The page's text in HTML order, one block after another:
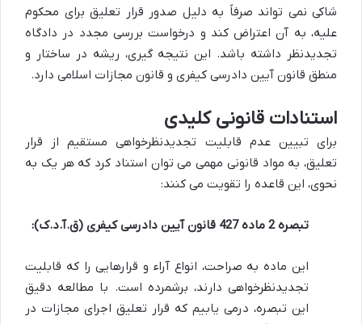
شاکی نمی تواند صرفاً به دلیل صدور قرار تعلیق برای محکوم
علیه، به آن اعتراض کند و درخواست بررسی مجدد در دادگاه
تجدیدنظر داشته باشد. این نتیجه گیری، ریشه در ساختار و
منطق قانون آیین دادرسی کیفری و قانون مجازات اسلامی دارد.
استنادات قانونی کلیدی
برای تبیین عدم قابلیت تجدیدنظرخواهی مستقیم از قرار
تعلیق، به مواد قانونی مهمی می توان استناد کرد که هر یک به
نحوی، این قاعده را تقویت می کنند:
تبصره 2 ماده 427 قانون آیین دادرسی کیفری (ق.آ.د.ک):
این ماده به صراحت، انواع آراء و قرارهایی را که قابلیت
تجدیدنظرخواهی دارند، برشمرده است. با مطالعه دقیق
این تبصره، درمی یابیم که قرار تعلیق اجرای مجازات در